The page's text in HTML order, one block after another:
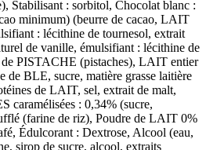
Stabilisant : sorbitol, Chocolat blanc :
minimum) (beurre de cacao, LAIT
: lécithine de tournesol, extrait
de vanille, émulsifiant : lécithine de
PISTACHE (pistaches), LAIT entier
BLE, sucre, matière grasse laitière
de LAIT, sel, extrait de malt,
caramélisées : 0,34% (sucre,
(farine de riz), Poudre de LAIT 0%
Édulcorant : Dextrose, Alcool (eau,
sirop de sucre, alcool, extraits